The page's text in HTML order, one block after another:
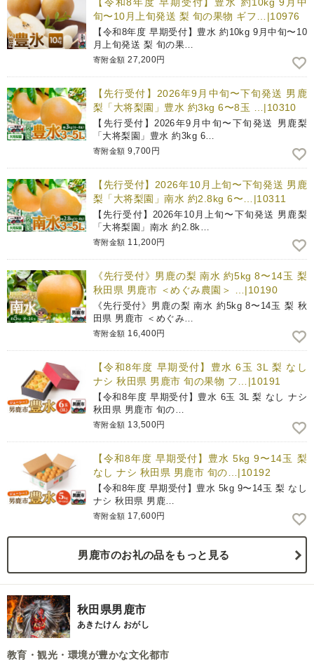
旬〜10月上旬発送 梨 旬の果物 ギフ…|10976
【令和8年度 早期受付】豊水 約10kg 9月中旬〜10
月上旬発送 梨 旬の果…
寄附金額 27,200円
【先行受付】2026年9月中旬〜下旬発送 男鹿
梨「大将梨園」豊水 約3kg 6〜8玉 …|10310
【先行受付】2026年9月中旬〜下旬発送 男鹿梨
「大将梨園」豊水 約3kg 6…
寄附金額 9,700円
【先行受付】2026年10月上旬〜下旬発送 男鹿
梨「大将梨園」南水 約2.8kg 6〜…|10311
【先行受付】2026年10月上旬〜下旬発送 男鹿梨
「大将梨園」南水 約2.8k…
寄附金額 11,200円
《先行受付》男鹿の梨 南水 約5kg 8〜14玉 梨
秋田県 男鹿市 ＜めぐみ農園＞ …|10190
《先行受付》男鹿の梨 南水 約5kg 8〜14玉 梨 秋
田県 男鹿市 ＜めぐみ…
寄附金額 16,400円
【令和8年度 早期受付】豊水 6玉 3L 梨 なし
ナシ 秋田県 男鹿市 旬の果物 フ…|10191
【令和8年度 早期受付】豊水 6玉 3L 梨 なし ナシ
秋田県 男鹿市 旬の…
寄附金額 13,500円
【令和8年度 早期受付】豊水 5kg 9〜14玉 梨
なし ナシ 秋田県 男鹿市 旬の…|10192
【令和8年度 早期受付】豊水 5kg 9〜14玉 梨 なし
ナシ 秋田県 男鹿…
寄附金額 17,600円
男鹿市のお礼の品をもっと見る
秋田県男鹿市
あきたけん おがし
教育・観光・環境が豊かな文化都市